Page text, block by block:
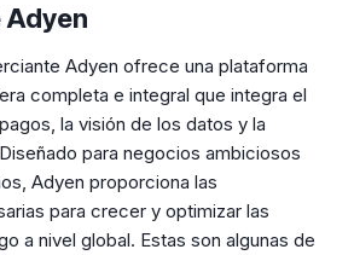
Adyen ofrece una plataforma
completa e integral que integra el
la visión de los datos y la
para negocios ambiciosos
Adyen proporciona las
para crecer y optimizar las
a nivel global. Estas son algunas de